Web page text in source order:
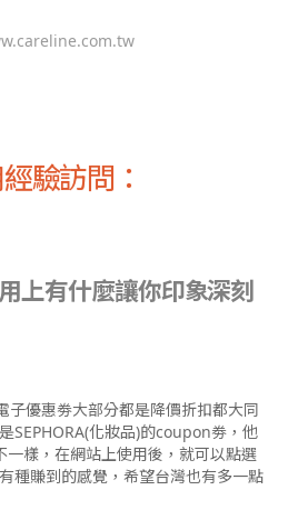
驗訪問：
上有什麼讓你印象深刻
子優惠劵大部分都是降價折扣都大同
SEPHORA(化妝品)的coupon劵，他
樣，在網站上使用後，就可以點選
種賺到的感覺，希望台灣也有多一點